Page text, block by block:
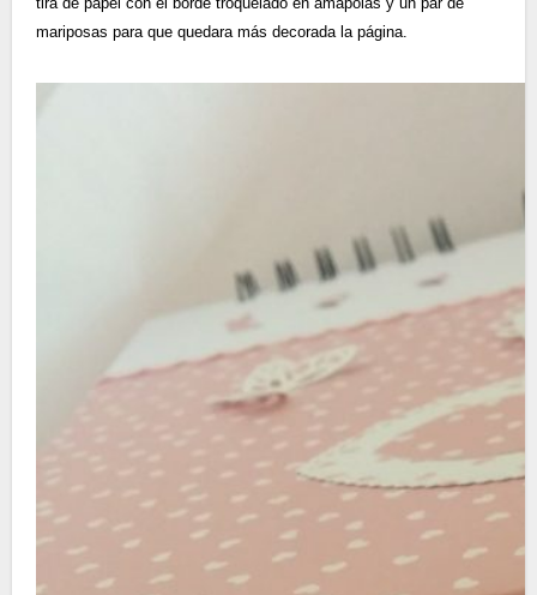
mariposas para que quedara más decorada la página.